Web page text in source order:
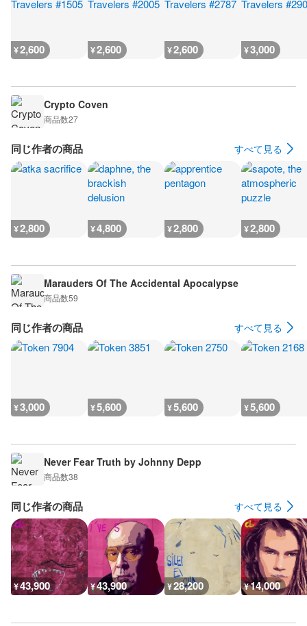
¥2,600 ¥2,600 ¥2,600 ¥3,000
Crypto Coven
商品数27
同じ作者の商品 すべて見る
¥2,800 ¥4,800 ¥2,800 ¥2,800
Marauders Of The Accidental Apocalypse
商品数59
同じ作者の商品 すべて見る
¥3,000 ¥5,600 ¥5,600 ¥5,600
Never Fear Truth by Johnny Depp
商品数38
同じ作者の商品 すべて見る
¥43,900 ¥43,900 ¥28,200 ¥14,000